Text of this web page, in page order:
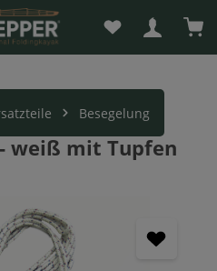
Du hast 0
Besegelung
weiß mit Tupfen